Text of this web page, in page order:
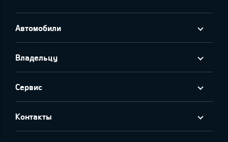
Автомобили
Владельцу
Сервис
Контакты